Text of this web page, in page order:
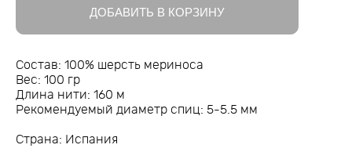
ДОБАВИТЬ В КОРЗИНУ
Состав: 100% шерсть мериноса
Вес: 100 гр
Длина нити: 160 м
Рекомендуемый диаметр спиц: 5-5.5 мм
Страна: Испания